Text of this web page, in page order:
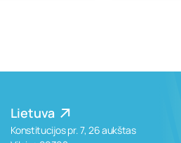
Lietuva
Konstitucijos pr. 7, 26 aukštas